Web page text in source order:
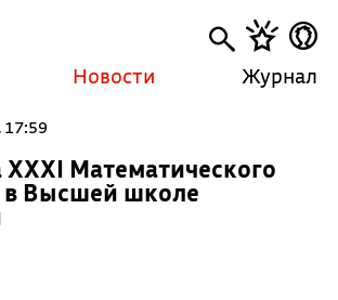
Новости Журнал
17:59
Математического
в Высшей школе